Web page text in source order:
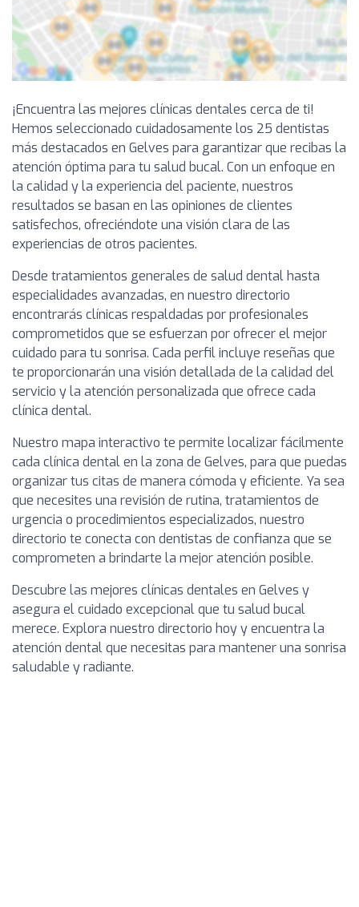
¡Encuentra las mejores clínicas dentales cerca de ti!
Hemos seleccionado cuidadosamente los 25 dentistas
más destacados en Gelves para garantizar que recibas la
atención óptima para tu salud bucal. Con un enfoque en
la calidad y la experiencia del paciente, nuestros
resultados se basan en las opiniones de clientes
satisfechos, ofreciéndote una visión clara de las
experiencias de otros pacientes.
Desde tratamientos generales de salud dental hasta
especialidades avanzadas, en nuestro directorio
encontrarás clínicas respaldadas por profesionales
comprometidos que se esfuerzan por ofrecer el mejor
cuidado para tu sonrisa. Cada perfil incluye reseñas que
te proporcionarán una visión detallada de la calidad del
servicio y la atención personalizada que ofrece cada
clínica dental.
Nuestro mapa interactivo te permite localizar fácilmente
cada clínica dental en la zona de Gelves, para que puedas
organizar tus citas de manera cómoda y eficiente. Ya sea
que necesites una revisión de rutina, tratamientos de
urgencia o procedimientos especializados, nuestro
directorio te conecta con dentistas de confianza que se
comprometen a brindarte la mejor atención posible.
Descubre las mejores clínicas dentales en Gelves y
asegura el cuidado excepcional que tu salud bucal
merece. Explora nuestro directorio hoy y encuentra la
atención dental que necesitas para mantener una sonrisa
saludable y radiante.